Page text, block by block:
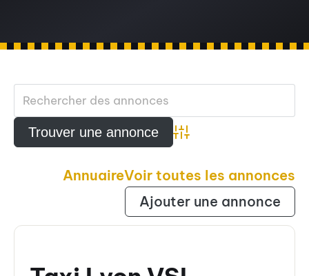
Advanced Search
AnnuaireVoir toutes les annonces
Ajouter une annonce